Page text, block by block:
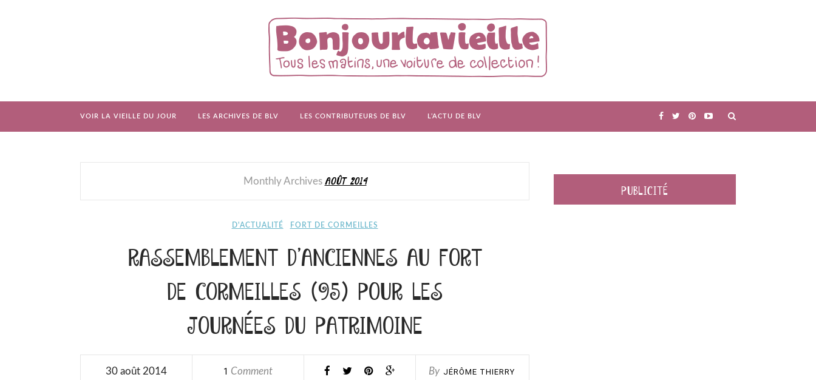
VOIR LA VIEILLE DU JOUR LES ARCHIVES DE BLV LES CONTRIBUTEURS DE BLV L’ACTU DE BLV
Monthly Archives AOÛT 2014
D'ACTUALITÉ FORT DE CORMEILLES
RASSEMBLEMENT D’ANCIENNES AU FORT
DE CORMEILLES (95) POUR LES
JOURNÉES DU PATRIMOINE
30 août 2014 1 Comment By JÉRÔME THIERRY
PUBLICITÉ